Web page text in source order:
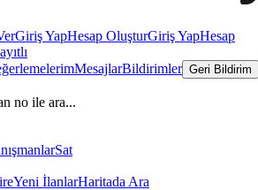
Giriş YapHesap OluşturGiriş YapHesap
MesajlarBildirimler Geri Bildirim
no ile ara...
Sat
Yeni İlanlarHaritada Ara